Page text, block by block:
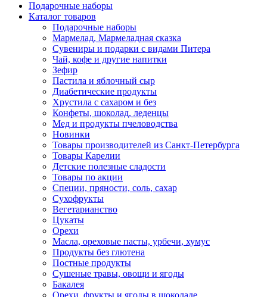
Подарочные наборы
Каталог товаров
Подарочные наборы
Мармелад, Мармеладная сказка
Сувениры и подарки с видами Питера
Чай, кофе и другие напитки
Зефир
Пастила и яблочный сыр
Диабетические продукты
Хрустила с сахаром и без
Конфеты, шоколад, леденцы
Мед и продукты пчеловодства
Новинки
Товары производителей из Санкт-Петербурга
Товары Карелии
Детские полезные сладости
Товары по акции
Специи, пряности, соль, сахар
Сухофрукты
Вегетарианство
Цукаты
Орехи
Масла, ореховые пасты, урбечи, хумус
Продукты без глютена
Постные продукты
Сушеные травы, овощи и ягоды
Бакалея